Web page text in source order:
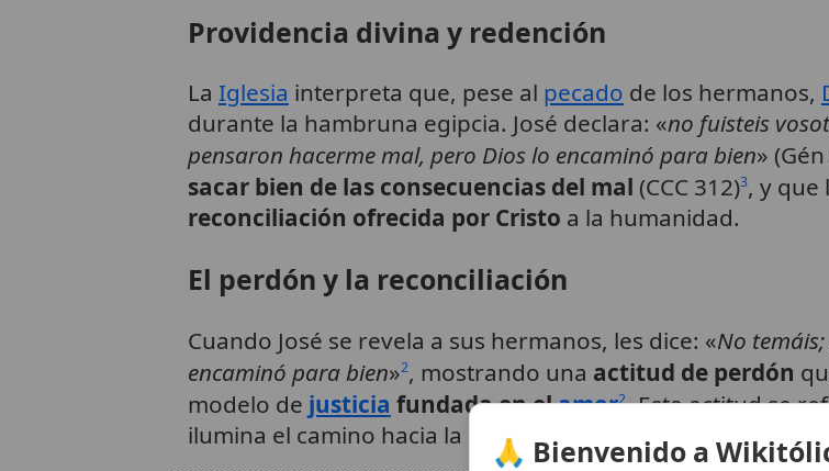
Providencia divina y redención
La Iglesia interpreta que, pese al pecado de los hermanos,
durante la hambruna egipcia. José declara: «no fuisteis
pensaron hacerme mal, pero Dios lo encaminó para bien»
sacar bien de las consecuencias del mal (CCC 312)3, y que
reconciliación ofrecida por Cristo a la humanidad.
El perdón y la reconciliación
Cuando José se revela a sus hermanos, les dice: «No
encaminó para bien»2, mostrando una actitud de perdón
modelo de justicia fundada en elamor2. Esta actitud se
ilumina el camino hacia la
unidad fraternay la paz .
🙏 Bienvenido a